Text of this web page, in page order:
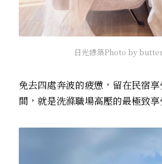
日光綠築Photo by
免去四處奔波的疲憊，留在民宿
間，就是洗滌職場高壓的最極致享